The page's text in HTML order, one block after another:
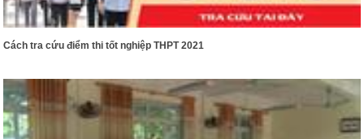
Cách tra cứu điểm thi tốt nghiệp THPT 2021